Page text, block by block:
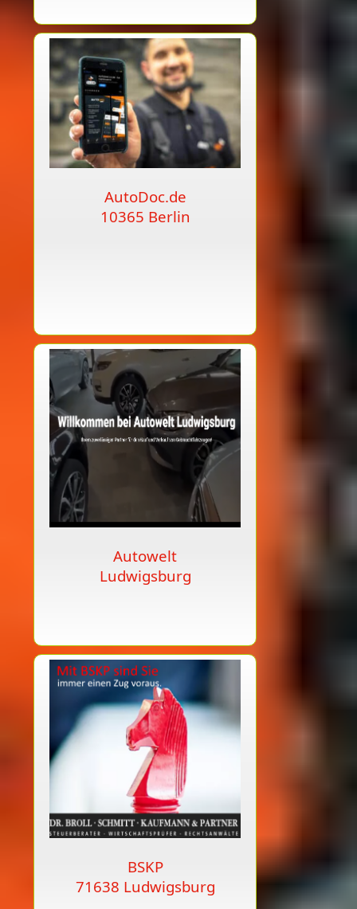
AutoDoc.de
10365 Berlin
Autowelt
Ludwigsburg
BSKP
71638 Ludwigsburg